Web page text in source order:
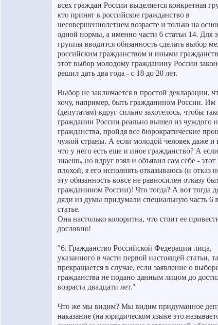
всех граждан России выделяется конкретная
кто принят в российское гражданство в
несовершеннолетнем возрасте и только на
одной нормы, а именно части 6 статьи 14. Для
группы вводится обязанность сделать выбор
российским гражданством и иными
этот выбор молодому гражданину России
решил дать два года - с 18 до 20 лет.
Выбор не заключается в простой декларации,
хочу, например, быть гражданином России. Им
(депутатам) вдруг сильно захотелось, чтобы
гражданин России реально вышел из чуждого
гражданства, пройдя все бюрократические
чужой страны. А если молодой человек даже и
что у него есть еще и иное гражданство? А
знаешь, но вдруг взял и объявил сам себе - этот
плохой, я его исполнять отказываюсь (и отказ
эту обязанность вовсе не равносилен отказу
гражданином России)! Что тогда? А вот тогда
дяди из думы придумали специальную часть 6
статье.
Она настолько колоритна, что стоит ее
дословно!
"6. Гражданство Российской Федерации лица,
указанного в части первой настоящей статьи,
прекращается в случае, если заявление о
гражданства не подано данным лицом до
возраста двадцати лет."
Что же мы видим? Мы видим придуманное
наказание (на юридическом языке это